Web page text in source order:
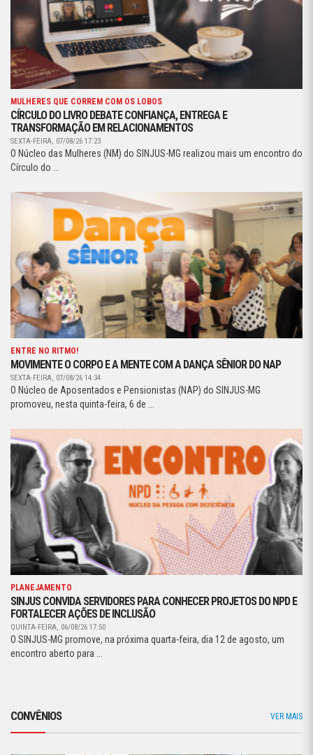
MULHERES QUE CORREM COM OS LOBOS
CÍRCULO DO LIVRO DEBATE CONFIANÇA, ENTREGA E
TRANSFORMAÇÃO EM RELACIONAMENTOS
SEXTA-FEIRA, 07/08/26 17:23
O Núcleo das Mulheres (NM) do SINJUS-MG realizou mais um encontro do
Círculo do ...
ENTRE NO RITMO!
MOVIMENTE O CORPO E A MENTE COM A DANÇA SÊNIOR DO NAP
SEXTA-FEIRA, 07/08/26 14:34
O Núcleo de Aposentados e Pensionistas (NAP) do SINJUS-MG
promoveu, nesta quinta-feira, 6 de ...
PLANEJAMENTO
SINJUS CONVIDA SERVIDORES PARA CONHECER PROJETOS DO NPD E
FORTALECER AÇÕES DE INCLUSÃO
QUINTA-FEIRA, 06/08/26 17:50
O SINJUS-MG promove, na próxima quarta-feira, dia 12 de agosto, um
encontro aberto para ...
CONVÊNIOS VER MAIS